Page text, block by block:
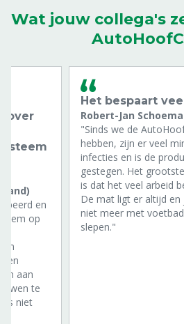
Wat jouw collega's
over
en
op
aan
te
niet
Het bespaart
Robert-Jan
"Sinds we de
hebben, zijn er veel
infecties en is de
gestegen. Het
is dat het veel arbeid
De mat ligt er altijd
niet meer met
slepen."